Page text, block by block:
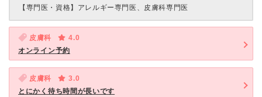
【専門医・資格】 アレルギー専門医、皮膚科専門医
皮膚科
4.0
オンライン予約
皮膚科
3.0
とにかく待ち時間が長いです